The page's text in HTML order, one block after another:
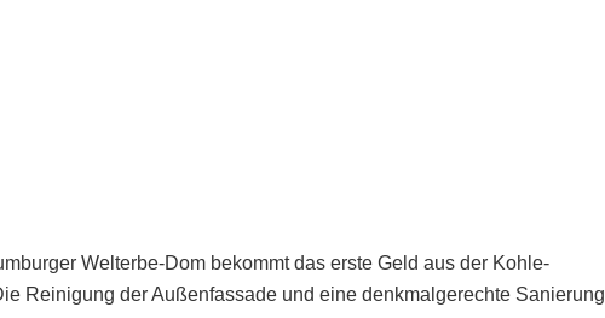
Welterbe-Dom bekommt das erste Geld aus der Kohle-
Reinigung der Außenfassade und eine denkmalgerechte Sanierung